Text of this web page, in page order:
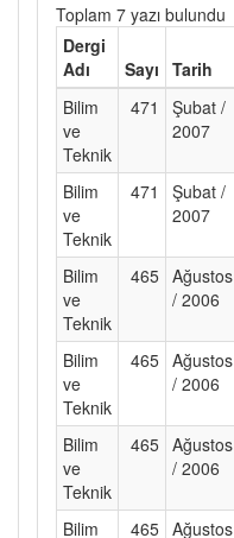
Toplam 7 yazı bulundu
Dergi
Adı
Sayı Tarih
Bilim
ve
Teknik
471
Şubat /
2007
Bilim
ve
Teknik
471
Şubat /
2007
Bilim
ve
Teknik
465 Ağustos
/ 2006
Bilim
ve
Teknik
465 Ağustos
/ 2006
Bilim
ve
Teknik
465 Ağustos
/ 2006
Bilim 465 Ağustos